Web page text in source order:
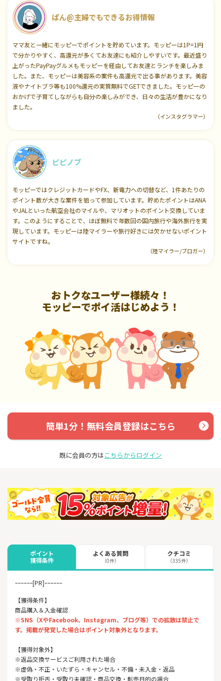
ぱん@主婦でもできるお得情報
ママ友と一緒にモッピーでポイントを貯めています。モッピーは1P=1円
で分かりやすく、高還元が多くてお友達にも紹介しやすいです。最近盛り
上がったPayPayグルメもモッピーを経由してお友達とランチを楽しみま
した。また、モッピーは美容系の案件も高還元で出る事があります。美容
液やナイトブラ等も100%還元の実質無料でGETできました。モッピーの
おかげで子育てしながらも自分の楽しみができ、日々の生活が豊かになり
ました。
（インスタグラマー）
ピピノブ
モッピーではクレジットカードやFX、新電力への切替など、1件あたりの
ポイント数が大きな案件を狙って参加しています。貯めたポイントはANA
やJALといった航空会社のマイルや、マリオットのポイント交換していま
す。このようにすることで、ほぼ無料で年数回の国内旅行や海外旅行を実
現しています。モッピーは陸マイラーや旅行好きには欠かせないポイント
サイトですね。
（陸マイラー/ブロガー）
おトクなユーザー様続々！
モッピーでポイ活はじめよう！
簡単1分！無料会員登録はこちら
既に会員の方はこちらからログイン
ポイント
獲得条件
よくある質問
（0件）
クチコミ
（335件）
ｰｰｰｰｰｰ[PR]ｰｰｰｰｰｰ
【獲得条件】
商品購入＆入金確認
※SNS（XやFacebook、Instagram、ブログ等）での拡散は禁止で
す。掲載が発覚した場合はポイント対象外となります。
【獲得対象外】
※返品交換サービスご利用された場合
※虚偽・不正・いたずら・キャンセル・不備・未入金・返品
※受取り拒否・受取り未確認・商品交換・転売目的の場合